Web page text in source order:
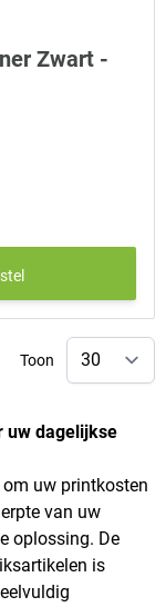
Zwart -
Toon
uw dagelijkse
uw printkosten
van uw
oplossing. De
is